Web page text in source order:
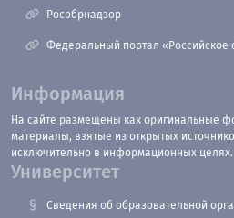
Рособрнадзор
Федеральный портал «Российское
Информация
На сайте размещены как оригинальные
материалы, взятые из открытых
исключительно в информационных целях.
Университет
Сведения об образовательной